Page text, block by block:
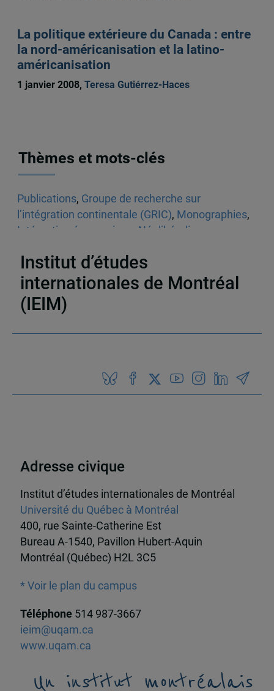
La politique extérieure du Canada : entre
la nord-américanisation et la latino-
américanisation
1 janvier 2008, Teresa Gutiérrez-Haces
Thèmes et mots-clés
Publications, Groupe de recherche sur
l’intégration continentale (GRIC), Monographies,
Intégration économique
Néolibéralisme
Institut d’études
internationales de Montréal
(IEIM)
Adresse civique
Institut d’études internationales de Montréal
Université du Québec à Montréal
400, rue Sainte-Catherine Est
Bureau A-1540, Pavillon Hubert-Aquin
Montréal (Québec) H2L 3C5
* Voir le plan du campus
Téléphone 514 987-3667
ieim@uqam.ca
www.uqam.ca
Un institut montréalais